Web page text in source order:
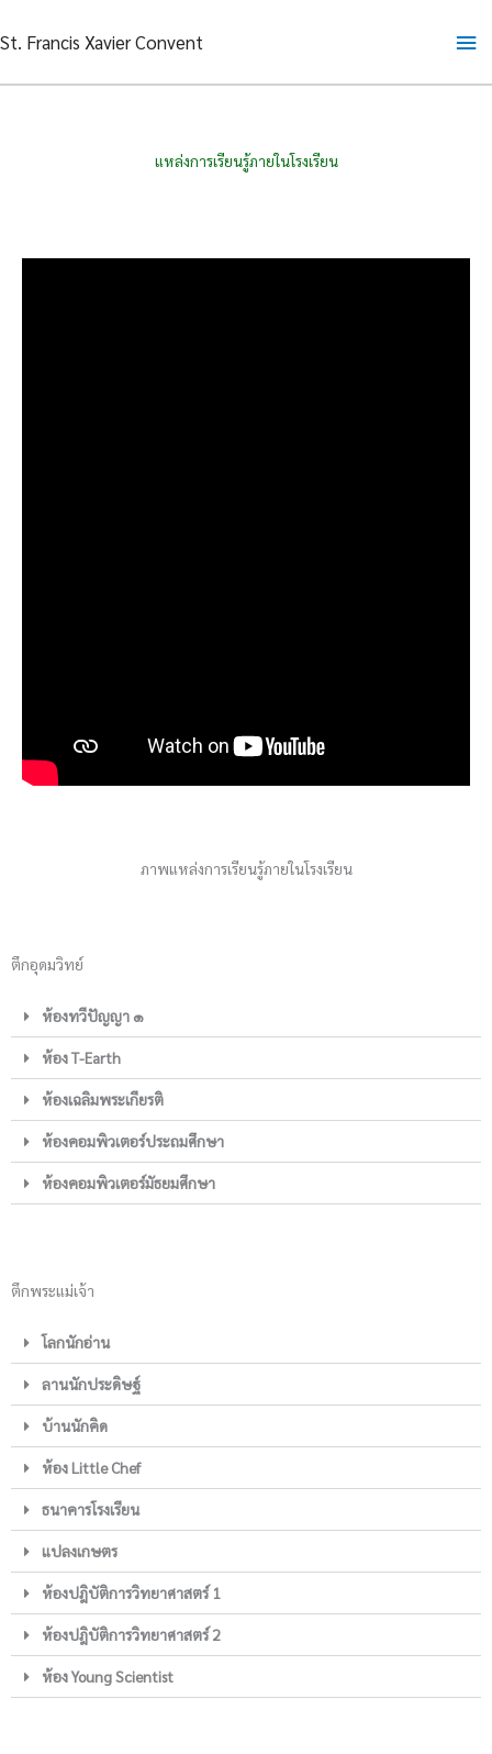
to
St. Francis Xavier Convent
แหล่งการเรียนรู้ภายในโรงเรียน
ภาพแหล่งการเรียนรู้ภายในโรงเรียน
ตึกอุดมวิทย์
ห้องทวีปัญญา ๑
ห้อง T-Earth
ห้องเฉลิมพระเกียรติ
ห้องคอมพิวเตอร์ประถมศึกษา
ห้องคอมพิวเตอร์มัธยมศึกษา
ตึกพระแม่เจ้า
โลกนักอ่าน
ลานนักประดิษฐ์
บ้านนักคิด
ห้อง Little Chef
ธนาคารโรงเรียน
แปลงเกษตร
ห้องปฎิบัติการวิทยาศาสตร์ 1
ห้องปฎิบัติการวิทยาศาสตร์ 2
ห้อง Young Scientist